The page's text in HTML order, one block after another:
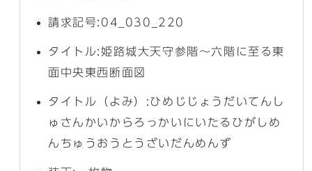
請求記号:04_030_220
タイトル:姫路城大天守参階〜六階に至る東
面中央東西断面図
タイトル（よみ）:ひめじじょうだいてんし
ゅさんかいからろっかいにいたるひがしめ
んちゅうおうとうざいだんめんず